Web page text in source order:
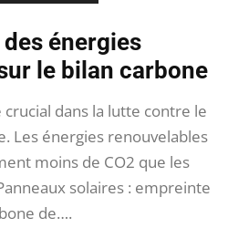
des énergies
le bilan carbone
crucial dans la lutte contre le
Les énergies renouvelables
moins de CO2 que les
solaires : empreinte
de….